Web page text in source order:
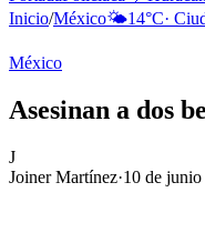
Inicio/México🌤️14°C·
México
Asesinan a dos
J
Joiner Martínez·10 de